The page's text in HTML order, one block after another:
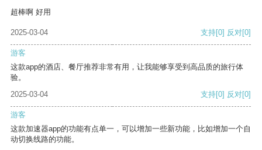
超棒啊 好用
2025-03-04 支持[0] 反对[0]
游客
这款app的酒店、餐厅推荐非常有用，让我能够享受到高品质的旅行体
验。
2025-03-04
支持[0] 反对[0]
游客
这款加速器app的功能有点单一，可以增加一些新功能，比如增加一个自
动切换线路的功能。